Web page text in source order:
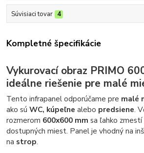
Súvisiaci tovar 4
Kompletné špecifikácie
Vykurovací obraz PRIMO
ideálne riešenie pre malé
Tento infrapanel odporúčame pre malé
ako súWC, kúpeľne alebo predsiene.
rozmerom 600x600 mm sa ľahko zmestí
dostupných miest. Panel je vhodný na
na strop.